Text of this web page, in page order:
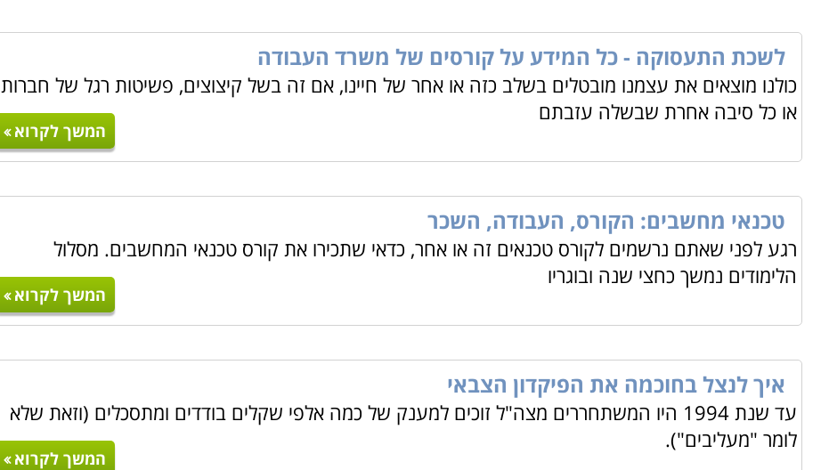
לשכת התעסוקה - כל המידע על קורסים של משרד העבודה
כולנו מוצאים את עצמנו מובטלים בשלב כזה או אחר של חיינו, אם זה בשל קיצוצים, פשיטות רגל של חברות
או כל סיבה אחרת שבשלה עזבתם
המשך לקרוא
טכנאי מחשבים: הקורס, העבודה, השכר
רגע לפני שאתם נרשמים לקורס טכנאים זה או אחר, כדאי שתכירו את קורס טכנאי המחשבים. מסלול
הלימודים נמשך כחצי שנה ובוגריו
המשך לקרוא
איך לנצל בחוכמה את הפיקדון הצבאי
עד שנת 1994 היו המשתחררים מצה"ל זוכים למענק של כמה אלפי שקלים בודדים ומתסכלים (וזאת שלא
לומר "מעליבים").
המשך לקרוא